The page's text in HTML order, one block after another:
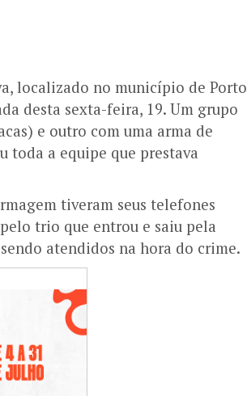
localizado no município de Porto
desta sexta-feira, 19. Um grupo
e outro com uma arma de
toda a equipe que prestava
tiveram seus telefones
trio que entrou e saiu pela
atendidos na hora do crime.